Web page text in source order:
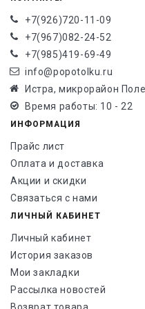
+7(926)720-11-09
+7(967)082-24-52
+7(985)419-69-49
info@popotolku.ru
Истра, микрорайон
Время работы: 10 - 22
ИНФОРМАЦИЯ
Прайс лист
Оплата и доставка
Акции и скидки
Связаться с нами
ЛИЧНЫЙ КАБИНЕТ
Личный кабинет
История заказов
Мои закладки
Рассылка новостей